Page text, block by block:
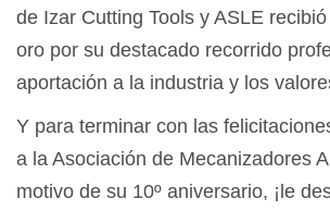
de Izar Cutting Tools y ASLE
oro por su destacado recorrido
aportación a la industria y los
Y para terminar con las
a la Asociación de Mecanizadores
motivo de su 10º aniversario, ¡le